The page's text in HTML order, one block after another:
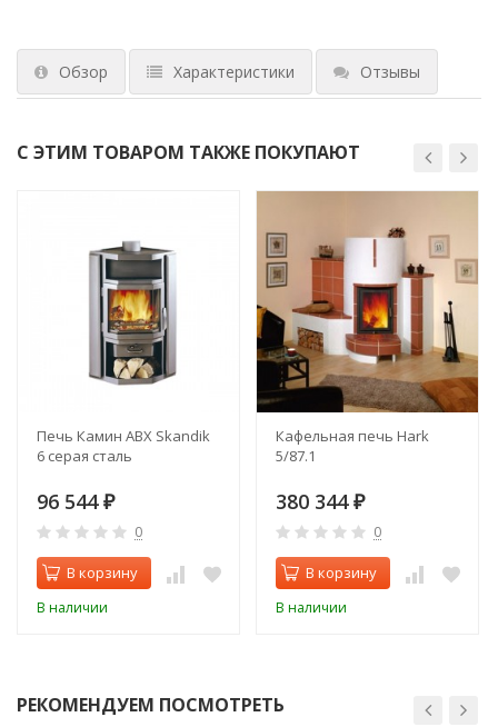
Обзор Характеристики Отзывы
С ЭТИМ ТОВАРОМ ТАКЖЕ ПОКУПАЮТ
Печь Камин ABX Skandik
6 серая сталь
96 544 ₽
0
В корзину
В наличии
Кафельная печь Hark
5/87.1
380 344 ₽
0
В корзину
В наличии
РЕКОМЕНДУЕМ ПОСМОТРЕТЬ